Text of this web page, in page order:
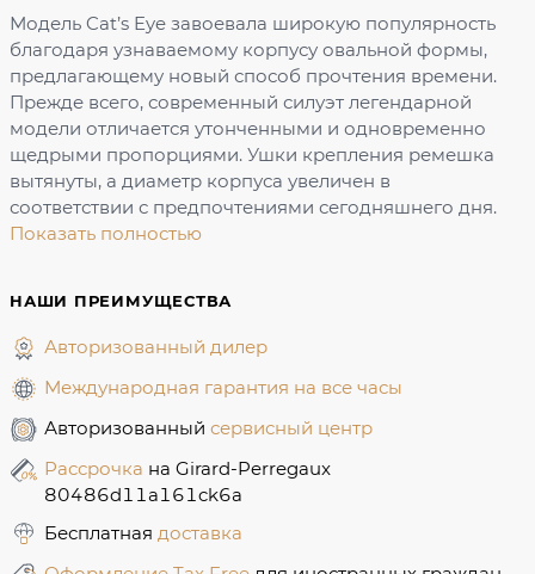
Модель Cat’s Eye завоевала широкую популярность
благодаря узнаваемому корпусу овальной формы,
предлагающему новый способ прочтения времени.
Прежде всего, современный силуэт легендарной
модели отличается утонченными и одновременно
щедрыми пропорциями. Ушки крепления ремешка
вытянуты, а диаметр корпуса увеличен в
соответствии с предпочтениями сегодняшнего дня.
Показать полностью
НАШИ ПРЕИМУЩЕСТВА
Авторизованный дилер
Международная гарантия на все часы
Авторизованный сервисный центр
Рассрочка на Girard-Perregaux
80486d11a161ck6a
Бесплатная доставка